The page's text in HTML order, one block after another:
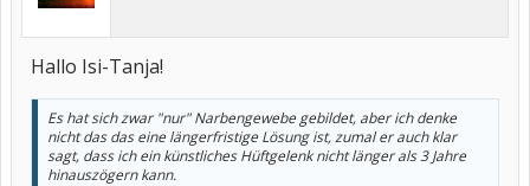
Hallo Isi-Tanja!
Es hat sich zwar "nur" Narbengewebe gebildet, aber ich denke
nicht das das eine längerfristige Lösung ist, zumal er auch klar
sagt, dass ich ein künstliches Hüftgelenk nicht länger als 3 Jahre
hinauszögern kann.